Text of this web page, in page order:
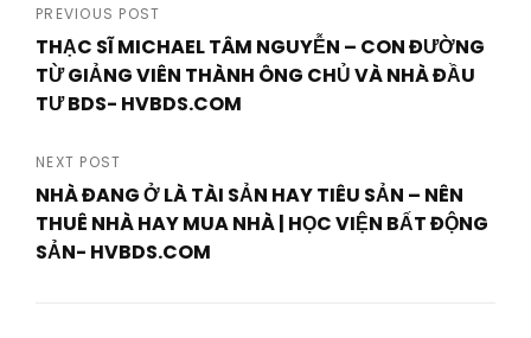
Post
navigation
PREVIOUS POST
THẠC SĨ MICHAEL TÂM NGUYỄN – CON ĐƯỜNG
TỪ GIẢNG VIÊN THÀNH ÔNG CHỦ VÀ NHÀ ĐẦU
TƯ BDS- HVBDS.COM
Post
NEXT POST
NHÀ ĐANG Ở LÀ TÀI SẢN HAY TIÊU SẢN – NÊN
THUÊ NHÀ HAY MUA NHÀ | HỌC VIỆN BẤT ĐỘNG
SẢN- HVBDS.COM